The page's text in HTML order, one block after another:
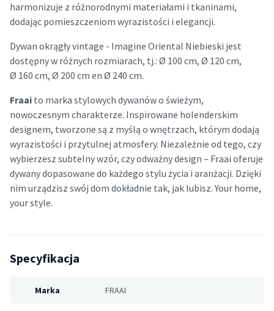
harmonizuje z różnorodnymi materiałami i tkaninami,
dodając pomieszczeniom wyrazistości i elegancji.
Dywan okrągły vintage - Imagine Oriental Niebieski jest
dostępny w różnych rozmiarach, tj.: Ø 100 cm, Ø 120 cm,
Ø 160 cm, Ø 200 cm en Ø 240 cm.
Fraai to marka stylowych dywanów o świeżym,
nowoczesnym charakterze. Inspirowane holenderskim
designem, tworzone są z myślą o wnętrzach, którym dodają
wyrazistości i przytulnej atmosfery. Niezależnie od tego, czy
wybierzesz subtelny wzór, czy odważny design – Fraai oferuje
dywany dopasowane do każdego stylu życia i aranżacji. Dzięki
nim urządzisz swój dom dokładnie tak, jak lubisz. Your home,
your style.
Specyfikacja
Marka FRAAI